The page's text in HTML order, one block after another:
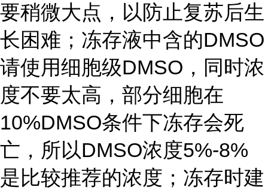
要稍微大点，以防止复苏后生
长困难；冻存液中含的DMSO
请使用细胞级DMSO，同时浓
度不要太高，部分细胞在
10%DMSO条件下冻存会死
亡，所以DMSO浓度5%-8%
是比较推荐的浓度；冻存时建